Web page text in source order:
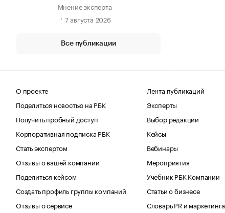
Мнение эксперта
7 августа 2026
Все публикации
О проекте
Поделиться новостью на РБК
Получить пробный доступ
Корпоративная подписка РБК
Стать экспертом
Отзывы о вашей компании
Поделиться кейсом
Создать профиль группы компаний
Отзывы о сервисе
Лента публикаций
Эксперты
Выбор редакции
Кейсы
Вебинары
Мероприятия
Учебник РБК Компании
Статьи о бизнесе
Словарь PR и маркетинга